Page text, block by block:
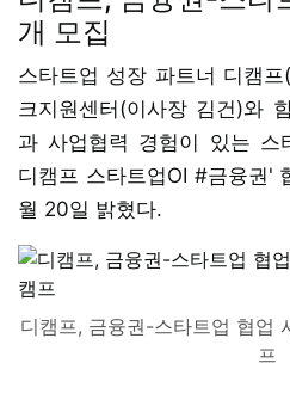
개 모집
스타트업 성장 파트너 디캠
크지원센터(이사장 김건)와
과 사업협력 경험이 있는 스
디캠프 스타트업OI #금융권'
월 20일 밝혔다.
디캠프, 금융권-스타트업 협업
프